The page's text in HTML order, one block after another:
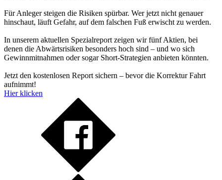
Für Anleger steigen die Risiken spürbar. Wer jetzt nicht genauer
hinschaut, läuft Gefahr, auf dem falschen Fuß erwischt zu werden.
In unserem aktuellen Spezialreport zeigen wir fünf Aktien, bei
denen die Abwärtsrisiken besonders hoch sind – und wo sich
Gewinnmitnahmen oder sogar Short-Strategien anbieten könnten.
Jetzt den kostenlosen Report sichern – bevor die Korrektur Fahrt
aufnimmt!
Hier klicken